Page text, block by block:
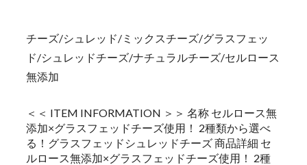
チーズ/シュレッド/ミックスチーズ/グラスフェッ
ド/シュレッドチーズ/ナチュラルチーズ/セルロース
無添加
＜＜ ITEM INFORMATION ＞＞ 名称 セルロース無
添加×グラスフェッドチーズ使用！ 2種類から選べ
る！グラスフェッドシュレッドチーズ 商品詳細 セ
ルロース無添加×グラスフェッドチーズ使用！ 2種